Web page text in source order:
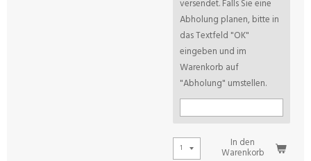
versendet. Falls Sie eine
Abholung planen, bitte in
das Textfeld "OK"
eingeben und im
Warenkorb auf
"Abholung" umstellen.
In den
Warenkorb